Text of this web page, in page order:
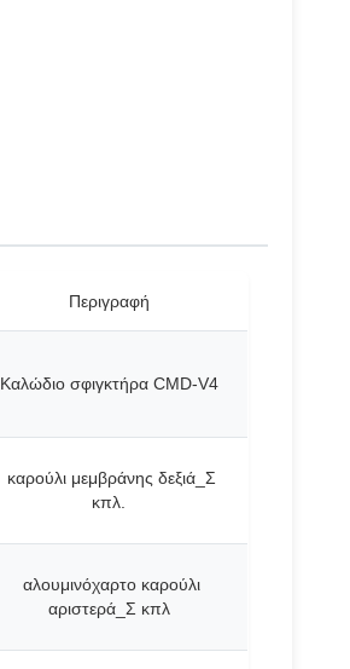
Περιγραφή
Καλώδιο σφιγκτήρα CMD-V4
καρούλι μεμβράνης δεξιά_Σ
κπλ.
αλουμινόχαρτο καρούλι
αριστερά_Σ κπλ